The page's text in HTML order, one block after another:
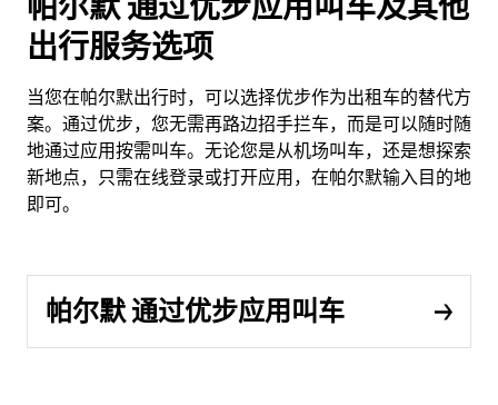
出行服务选项
当您在帕尔默出行时，可以选择优步作为出租车的替代方
案。通过优步，您无需再路边招手拦车，而是可以随时随
地通过应用按需叫车。无论您是从机场叫车，还是想探索
新地点，只需在线登录或打开应用，在帕尔默输入目的地
即可。
帕尔默 通过优步应用叫车